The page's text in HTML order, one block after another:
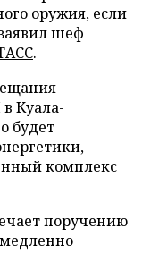
оружия, если
шеф
.
Куала-
будет
комплекс
поручению